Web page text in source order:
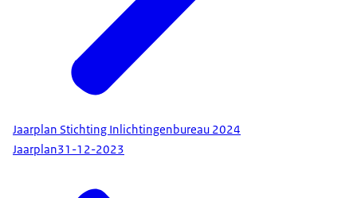
Jaarplan Stichting Inlichtingenbureau 2024
Jaarplan31-12-2023